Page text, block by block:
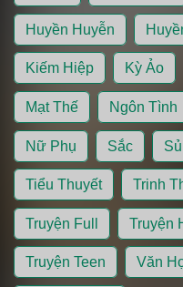
Huyền Huyễn
Kiếm Hiệp Kỳ Ảo
Mạt Thế Ngôn Tình
Nữ Phụ Sắc
Tiểu Thuyết Trinh
Truyện Full Truyện
Truyện Teen Văn